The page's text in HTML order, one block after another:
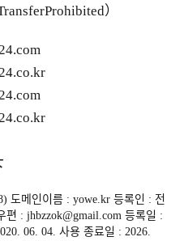
）
도메인이름 : yowe.kr 등록인 : 전
편 : jhbzzok@gmail.com 등록일 :
06. 04. 사용 종료일 : 2026.